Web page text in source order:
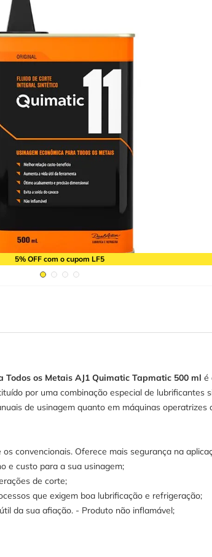
5% OFF com o cupom LF5
Todos os Metais AJ1 Quimatic Tapmatic 500 ml é
por uma combinação especial de
de usinagem quanto em máquinas
convencionais. Oferece mais segurança na
e custo para a sua usinagem;
de corte;
que exigem boa lubrificação e refrigeração;
da sua afiação. - Produto não inflamável;